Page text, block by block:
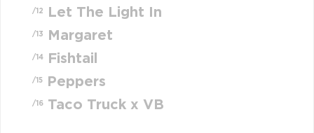
/12 Let The Light In
/13 Margaret
/14 Fishtail
/15 Peppers
/16 Taco Truck x VB